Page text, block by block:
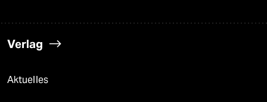
Verlag
Aktuelles